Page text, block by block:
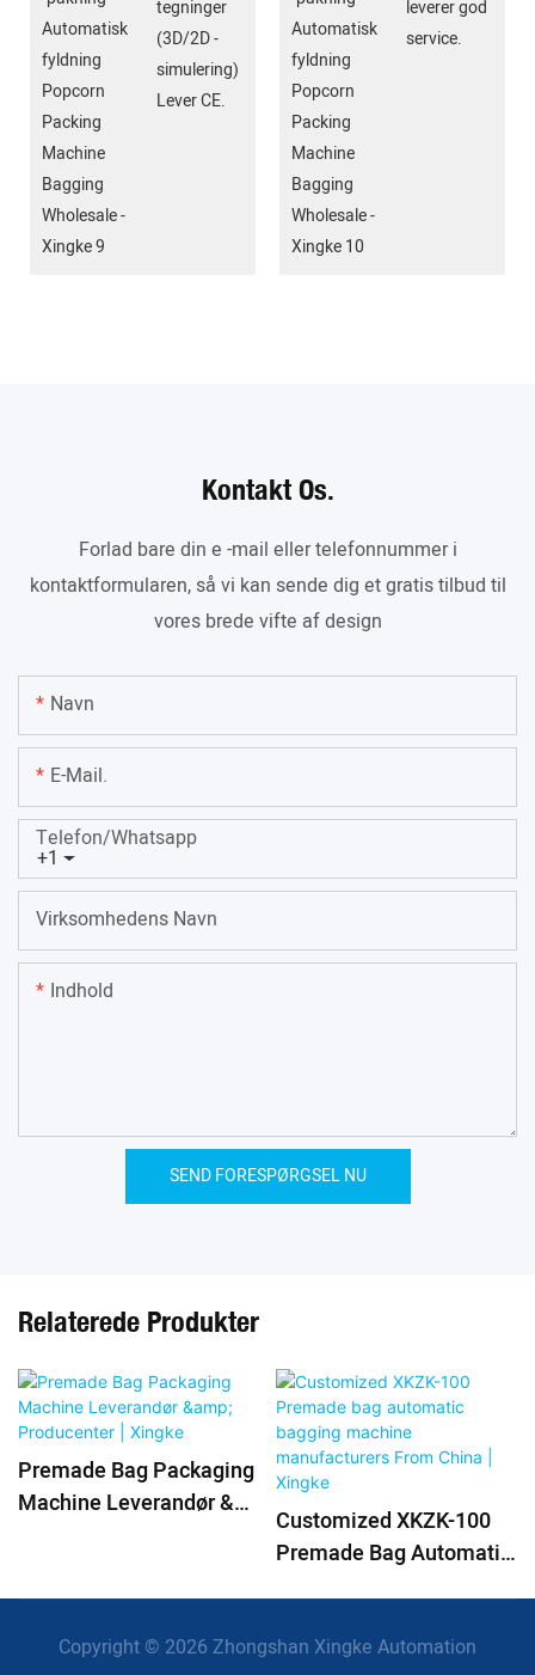
tegninger
(3D/2D -
simulering)
Lever CE.
leverer god
service.
Kontakt Os.
Forlad bare din e -mail eller telefonnummer i
kontaktformularen, så vi kan sende dig et gratis tilbud til
vores brede vifte af design
Navn
E-Mail.
+1
Telefon/whatsapp
Virksomhedens Navn
Indhold
SEND FORESPØRGSEL NU
Relaterede Produkter
Premade Bag Packaging
Machine Leverandør &
Customized XKZK-100
Premade Bag Automatic
China | Xingke
Copyright © 2026 Zhongshan Xingke Automation